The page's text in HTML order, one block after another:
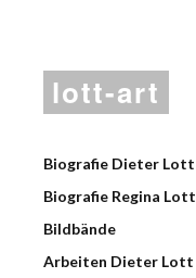
lott-art
Biografie Dieter Lott
Biografie Regina Lott
Bildbände
Arbeiten Dieter Lott